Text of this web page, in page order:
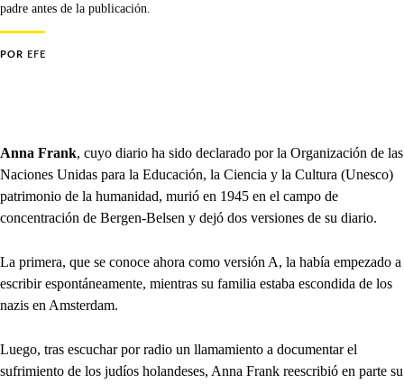
padre antes de la publicación.
POR EFE
Anna Frank, cuyo diario ha sido declarado por la Organización de las
Naciones Unidas para la Educación, la Ciencia y la Cultura (Unesco)
patrimonio de la humanidad, murió en 1945 en el campo de
concentración de Bergen-Belsen y dejó dos versiones de su diario.
La primera, que se conoce ahora como versión A, la había empezado a
escribir espontáneamente, mientras su familia estaba escondida de los
nazis en Amsterdam.
Luego, tras escuchar por radio un llamamiento a documentar el
sufrimiento de los judíos holandeses, Anna Frank reescribió en parte su